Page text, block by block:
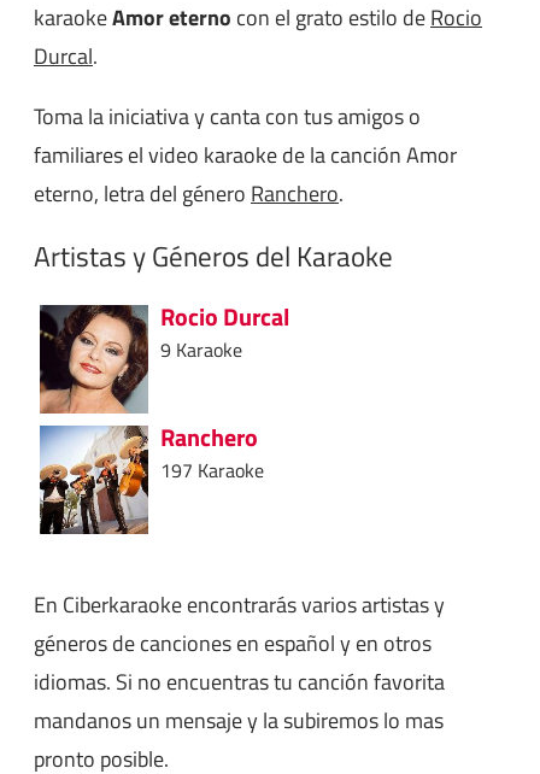
karaokeAmor eterno con el grato estilo deRocio
Durcal.
Toma la iniciativa y canta con tus amigos o
familiares el video karaoke de la canción Amor
eterno, letra del género Ranchero.
Artistas y Géneros del Karaoke
Rocio Durcal
9 Karaoke
Ranchero
197 Karaoke
En Ciberkaraoke encontrarás varios artistas y
géneros de canciones en español y en otros
idiomas. Si no encuentras tu canción favorita
mandanos un mensaje y la subiremos lo mas
pronto posible.